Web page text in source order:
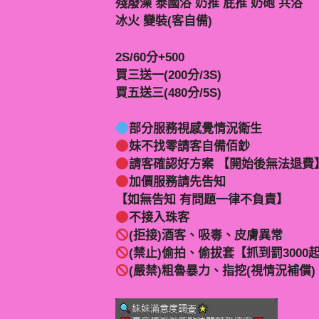
殘廢澡 泰國浴 奶推 屁推 奶砲 共浴
冰火 變裝(客自備)
2S/60分+500
買三送一(200分/3S)
買五送三(480分/5S)
部分服務視感覺情況衛生
妹不找零請客自備佰鈔
請客確認好方案 【開始後無法退費
加價服務請先告知
【如無告知 有問題一律不負責】
不接入珠客
(拒接)酒客、吸毒、皮膚異常
(禁止)偷拍、偷拔套【抓到罰3000
(嚴禁)粗魯暴力、指挖(視情況補償)